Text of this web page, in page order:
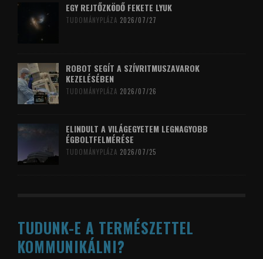
EGY REJTŐZKÖDŐ FEKETE LYUK
TUDOMÁNYPLÁZA 2026/07/27
ROBOT SEGÍT A SZÍVRITMUSZAVAROK
KEZELÉSÉBEN
TUDOMÁNYPLÁZA 2026/07/26
ELINDULT A VILÁGEGYETEM LEGNAGYOBB
ÉGBOLTFELMÉRÉSE
TUDOMÁNYPLÁZA 2026/07/25
TUDUNK-E A TERMÉSZETTEL
KOMMUNIKÁLNI?